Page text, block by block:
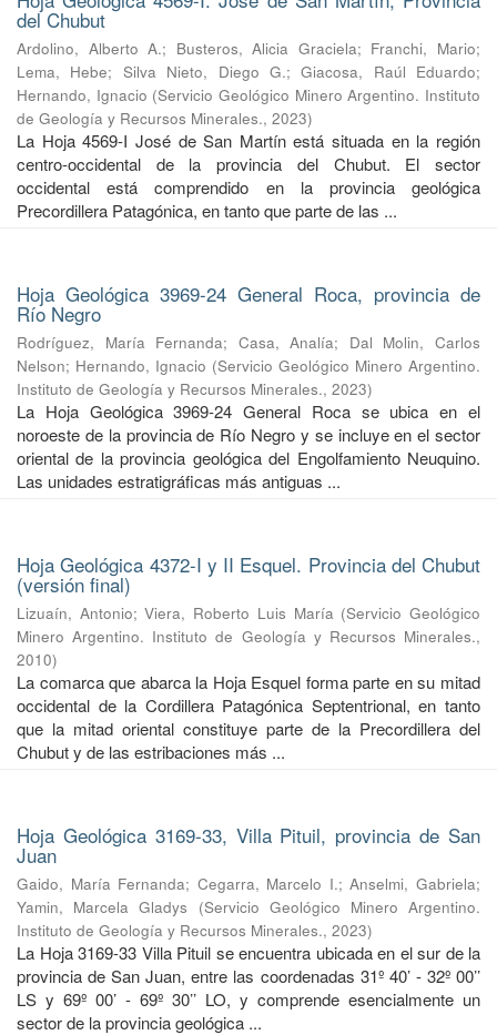
del Chubut
Ardolino, Alberto A.; Busteros, Alicia Graciela; Franchi, Mario;
Lema, Hebe; Silva Nieto, Diego G.;Giacosa, Raúl Eduardo;
Hernando, Ignacio (Servicio Geológico Minero Argentino. Instituto
de Geología y Recursos Minerales., 2023)
La Hoja 4569-I José de San Martín está situada en la región
centro-occidental de la provincia del Chubut. El sector
occidental está comprendido en la provincia geológica
Precordillera Patagónica, en tanto que parte de las ...
Hoja Geológica 3969-24 General Roca, provincia de
Río Negro
Rodríguez, María Fernanda; Casa, Analía; Dal Molin, Carlos
Nelson; Hernando, Ignacio (Servicio Geológico Minero Argentino.
Instituto de Geología y Recursos Minerales., 2023)
La Hoja Geológica 3969-24 General Roca se ubica en el
noroeste de la provincia de Río Negro y se incluye en el sector
oriental de la provincia geológica del Engolfamiento Neuquino.
Las unidades estratigráficas más antiguas ...
Hoja Geológica 4372-I y II Esquel. Provincia del Chubut
(versión final)
Lizuaín, Antonio;Viera, Roberto Luis María (Servicio Geológico
Minero Argentino. Instituto de Geología y Recursos Minerales.,
2010)
La comarca que abarca la Hoja Esquel forma parte en su mitad
occidental de la Cordillera Patagónica Septentrional, en tanto
que la mitad oriental constituye parte de la Precordillera del
Chubut y de las estribaciones más ...
Hoja Geológica 3169-33, Villa Pituil, provincia de San
Juan
Gaido, María Fernanda; Cegarra, Marcelo I.;Anselmi, Gabriela;
Yamin, Marcela Gladys
(Servicio Geológico Minero Argentino.
Instituto de Geología y Recursos Minerales., 2023)
La Hoja 3169-33 Villa Pituil se encuentra ubicada en el sur de la
provincia de San Juan, entre las coordenadas 31º 40’ - 32º 00’’
LS y 69º 00’ - 69º 30’’ LO, y comprende esencialmente un
sector de la provincia geológica ...